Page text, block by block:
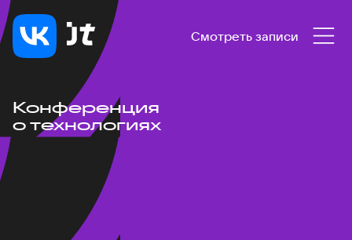
Смотреть записи
Конференция
о технологиях